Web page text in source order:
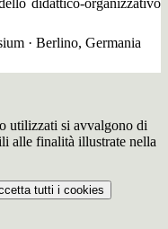
didattico-organizzativo
· Berlino, Germania
utilizzati si avvalgono di
alle finalità illustrate nella
tutti i cookies